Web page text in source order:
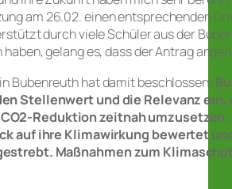
am 26.02. einen entsprechenden
durch viele Schüler aus der
gelang es, dass der Antrag
Bubenreuth hat damit beschlossen:
Stellenwert und die Relevanz
Reduktion zeitnah
auf ihre Klimawirkung bewertet
Maßnahmen zum